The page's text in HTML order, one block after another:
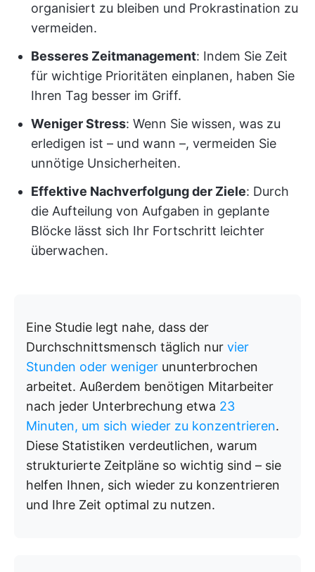
organisiert zu bleiben und Prokrastination zu
vermeiden.
Besseres Zeitmanagement: Indem Sie Zeit
für wichtige Prioritäten einplanen, haben Sie
Ihren Tag besser im Griff.
Weniger Stress: Wenn Sie wissen, was zu
erledigen ist – und wann –, vermeiden Sie
unnötige Unsicherheiten.
Effektive Nachverfolgung der Ziele: Durch
die Aufteilung von Aufgaben in geplante
Blöcke lässt sich Ihr Fortschritt leichter
überwachen.
Eine Studie legt nahe, dass der
Durchschnittsmensch täglich nur vier
Stunden oder weniger ununterbrochen
arbeitet. Außerdem benötigen Mitarbeiter
nach jeder Unterbrechung etwa 23
Minuten, um sich wieder zu konzentrieren.
Diese Statistiken verdeutlichen, warum
strukturierte Zeitpläne so wichtig sind – sie
helfen Ihnen, sich wieder zu konzentrieren
und Ihre Zeit optimal zu nutzen.